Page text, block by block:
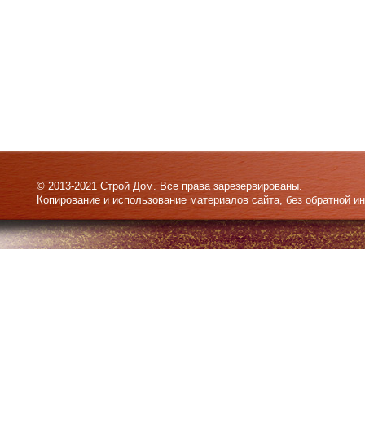
© 2013-2021 Строй Дом. Все права зарезервированы.
Копирование и использование материалов сайта, без обратной